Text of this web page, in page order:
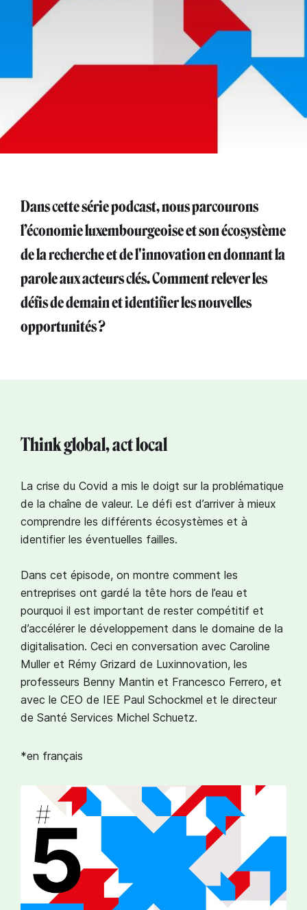
Dans cette série podcast, nous parcourons
l’économie luxembourgeoise et son écosystème
de la recherche et de l'innovation en donnant la
parole aux acteurs clés. Comment relever les
défis de demain et identifier les nouvelles
opportunités ?
Think global, act local
La crise du Covid a mis le doigt sur la problématique
de la chaîne de valeur. Le défi est d’arriver à mieux
comprendre les différents écosystèmes et à
identifier les éventuelles failles.⁣⁣
Dans cet épisode, on montre comment les
entreprises ont gardé la tête hors de l’eau et
pourquoi il est important de rester compétitif et
d’accélérer le développement dans le domaine de la
digitalisation.⁣⁣ Ceci en conversation avec Caroline
Muller et Rémy Grizard de Luxinnovation, les
professeurs Benny Mantin et Francesco Ferrero, et
avec le CEO de IEE Paul Schockmel et le directeur
de Santé Services Michel Schuetz.
*en français